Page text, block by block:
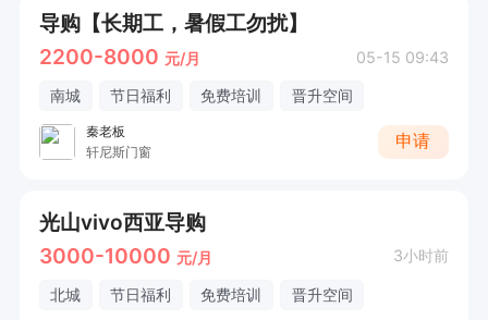
导购【长期工，暑假工勿扰】
2200-8000 元/月 05-15 09:43
南城 节日福利 免费培训 晋升空间
秦老板
轩尼斯门窗
申请
光山vivo西亚导购
3000-10000 元/月 3小时前
北城 节日福利 免费培训 晋升空间